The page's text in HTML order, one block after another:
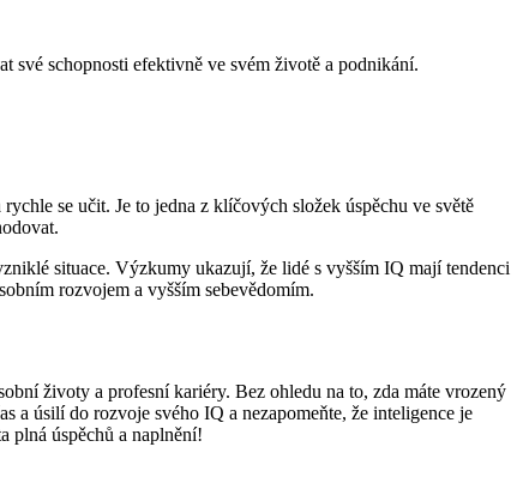
své schopnosti efektivně ve svém životě a podnikání.
se učit. Je to jedna z klíčových složek úspěchu ve světě
situace. Výzkumy ukazují, že lidé s vyšším IQ mají tendenci
rozvojem a vyšším sebevědomím.
životy a profesní kariéry. Bez ohledu na to, zda máte vrozený
a úsilí do rozvoje svého IQ a nezapomeňte, že inteligence je
plná úspěchů a naplnění!